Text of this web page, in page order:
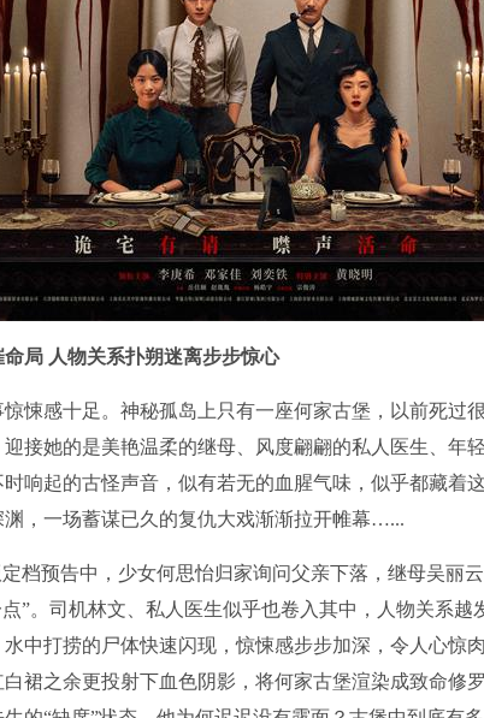
局 人物关系扑朔迷离步步惊心
悚感十足。神秘孤岛上只有一座何家古堡，以前死过
接她的是美艳温柔的继母、风度翩翩的私人医生、年
响起的古怪声音，似有若无的血腥气味，似乎都藏着
，一场蓄谋已久的复仇大戏渐渐拉开帷幕…...
档预告中，少女何思怡归家询问父亲下落，继母吴丽
”。司机林文、私人医生似乎也卷入其中，人物关系越
中打捞的尸体快速闪现，惊悚感步步加深，令人心惊
裙之余更投射下血色阴影，将何家古堡渲染成致命修